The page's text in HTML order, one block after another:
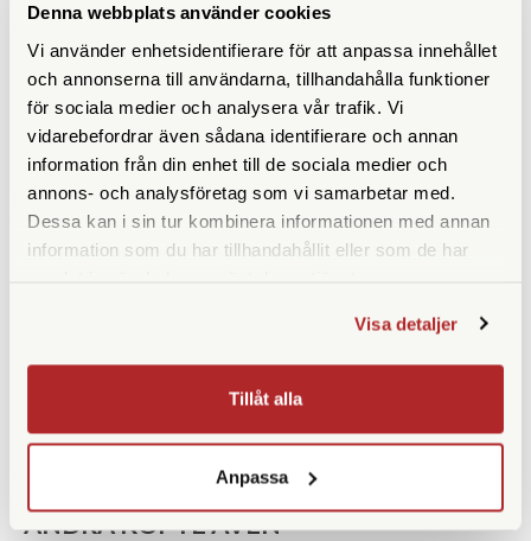
Denna webbplats använder cookies
Vi använder enhetsidentifierare för att anpassa innehållet
och annonserna till användarna, tillhandahålla funktioner
för sociala medier och analysera vår trafik. Vi
vidarebefordrar även sådana identifierare och annan
information från din enhet till de sociala medier och
annons- och analysföretag som vi samarbetar med.
Dessa kan i sin tur kombinera informationen med annan
information som du har tillhandahållit eller som de har
Visa detaljer
Tillåt alla
Anpassa
Höjd ihopfällt (cm) 89
Maxbelastning (kg) 12
Bensektioner 2st
Vikt (g) 3100
ANDRA KÖPTE ÄVEN